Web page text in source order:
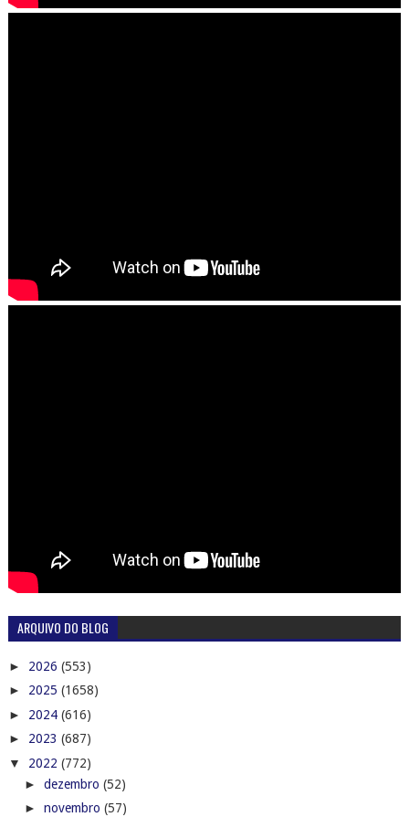
ARQUIVO DO BLOG
► 2026 (553)
► 2025 (1658)
► 2024 (616)
► 2023 (687)
▼ 2022 (772)
► dezembro (52)
► novembro (57)